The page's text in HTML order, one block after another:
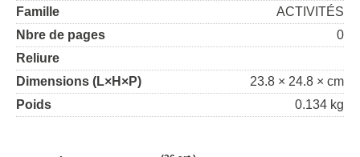
Famille
ACTIVITÉS
Nbre de pages
0
Reliure
Dimensions (L×H×P)
23.8 × 24.8 × cm
Poids
0.134 kg